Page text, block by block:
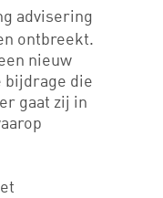
advisering
ontbreekt.
nieuw
bijdrage die
gaat zij in